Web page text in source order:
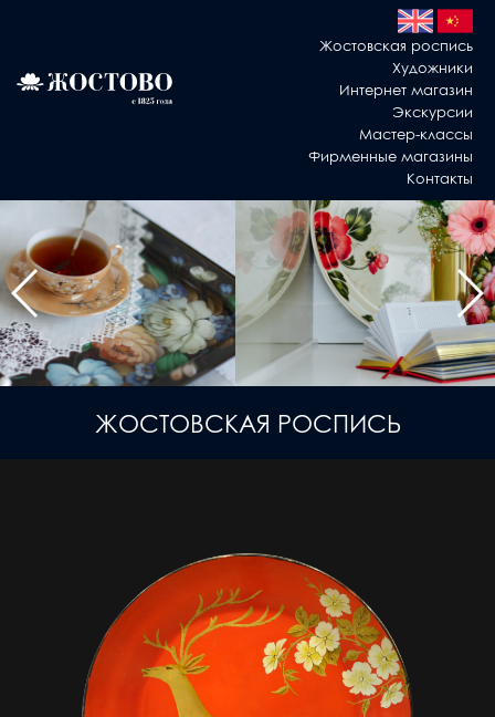
Жостовская роспись
Художники
Интернет магазин
Экскурсии
Мастер-классы
Фирменные магазины
Контакты
ЖОСТОВСКАЯ РОСПИСЬ